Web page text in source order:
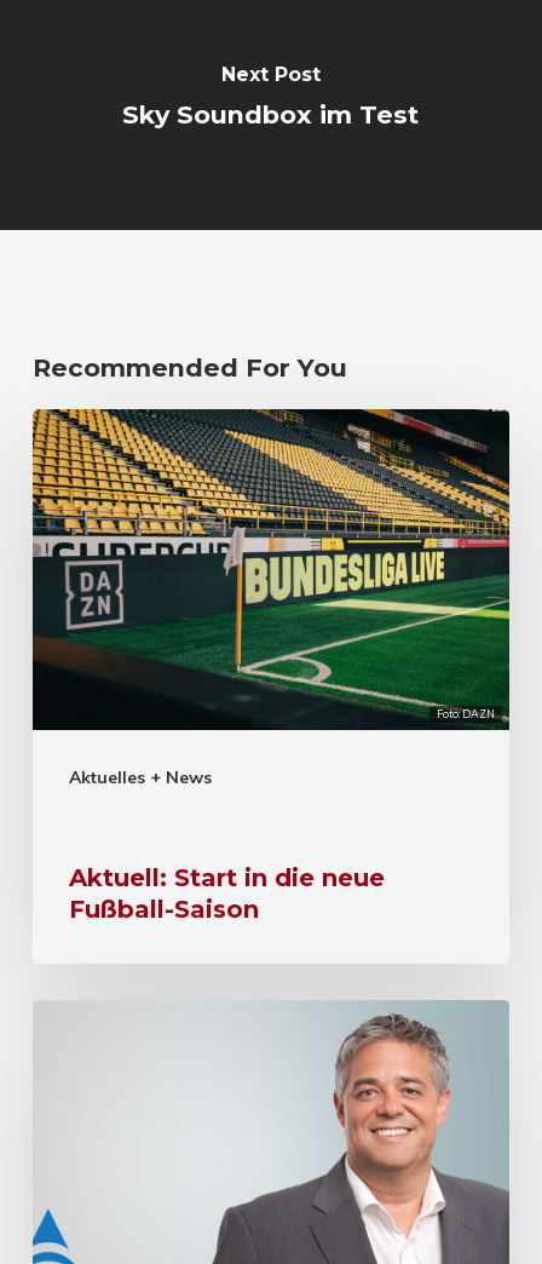
Next Post
Sky Soundbox im Test
Recommended For You
Foto: DAZN
Aktuelles + News
Aktuell: Start in die neue
Fußball-Saison